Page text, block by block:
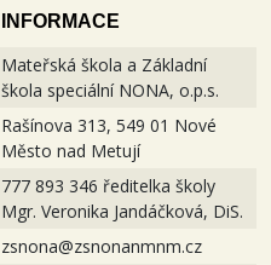
Mateřská škola a Základní
škola speciální NONA, o.p.s.
Rašínova 313, 549 01 Nové
Město nad Metují
777 893 346 ředitelka školy
Mgr. Veronika Jandáčková, DiS.
zsnona@zsnonanmnm.cz